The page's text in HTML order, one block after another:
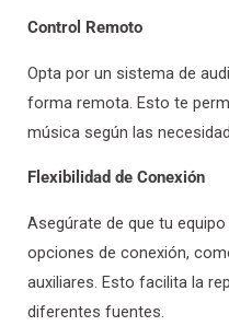
Control Remoto
Opta por un sistema de
forma remota. Esto te
música según las
Flexibilidad de Conexión
Asegúrate de que tu
opciones de conexión,
auxiliares. Esto facilita la
diferentes fuentes.